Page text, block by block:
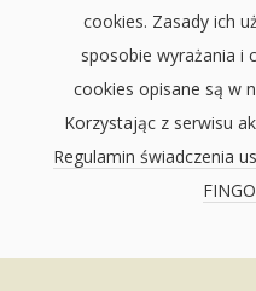
cookies. Zasady ich
sposobie wyrażania i
cookies opisane są w
Korzystając z serwisu
Regulamin świadczenia